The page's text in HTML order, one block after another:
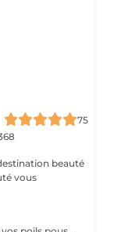
75
beauté
vous